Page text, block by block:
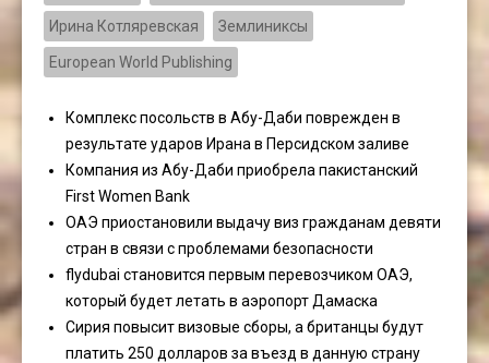
Ирина Котляревская Землиниксы
European World Publishing
Комплекс посольств в Абу-Даби поврежден в
результате ударов Ирана в Персидском заливе
Компания из Абу-Даби приобрела пакистанский
First Women Bank
ОАЭ приостановили выдачу виз гражданам девяти
стран в связи с проблемами безопасности
flydubai становится первым перевозчиком ОАЭ,
который будет летать в аэропорт Дамаска
Сирия повысит визовые сборы, а британцы будут
платить 250 долларов за въезд в данную страну